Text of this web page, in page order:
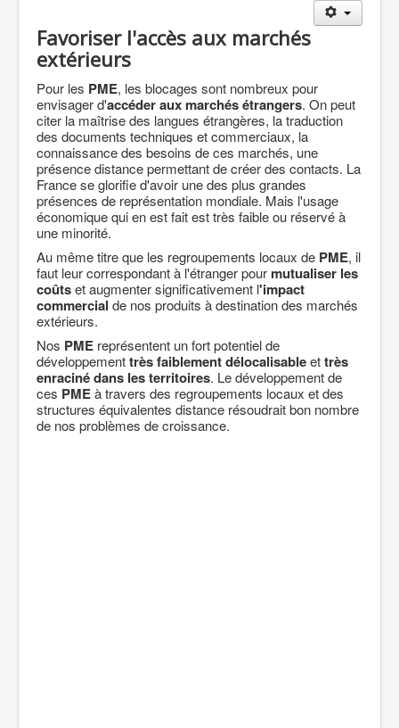
Culture Loisirs
Démocratie
Europe
Collectivités
Communes
Gilets jaunes
Coronavirus
Contact
Favoriser l'accès aux marchés
extérieurs
Pour les PME, les blocages sont nombreux pour
envisager d'accéder aux marchés étrangers. On peut
citer la maîtrise des langues étrangères, la traduction
des documents techniques et commerciaux, la
connaissance des besoins de ces marchés, une
présence distance permettant de créer des contacts. La
France se glorifie d'avoir une des plus grandes
présences de représentation mondiale. Mais l'usage
économique qui en est fait est très faible ou réservé à
une minorité.
Au même titre que les regroupements locaux de PME, il
faut leur correspondant à l'étranger pour mutualiser les
coûtset augmenter significativement l'impact
commercial de nos produits à destination des marchés
extérieurs.
Nos PME représentent un fort potentiel de
développementtrès faiblement délocalisableettrès
enraciné dans les territoires. Le développement de
ces PMEà travers des regroupements locaux et des
structures équivalentes distance résoudrait bon nombre
de nos problèmes de croissance.